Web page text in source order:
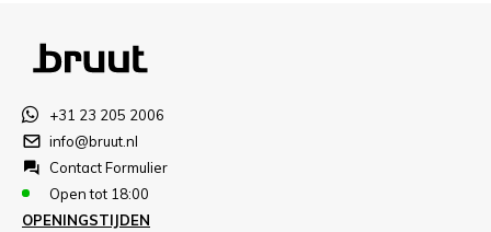
+31 23 205 2006
info@bruut.nl
Contact Formulier
Open tot 18:00
OPENINGSTIJDEN